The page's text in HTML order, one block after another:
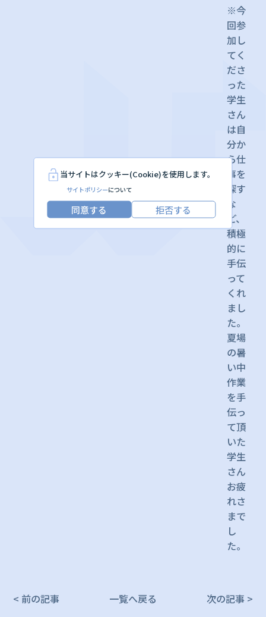
当サイトはクッキー(Cookie)を使用します。
サイトポリシーについて
同意する 拒否する
※今
回参
加し
てく
ださ
った
学生
さん
は自
分か
ら仕
事を
探す
な
ど、
積極
的に
手伝
って
くれ
まし
た。
夏場
の暑
い中
作業
を手
伝っ
て頂
いた
学生
さん
お疲
れさ
まで
し
た。
< 前の記事 一覧へ戻る 次の記事 >